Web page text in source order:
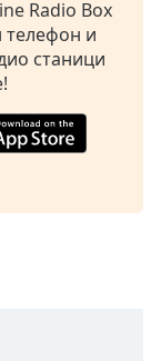
Radio Box
телефон и
станици